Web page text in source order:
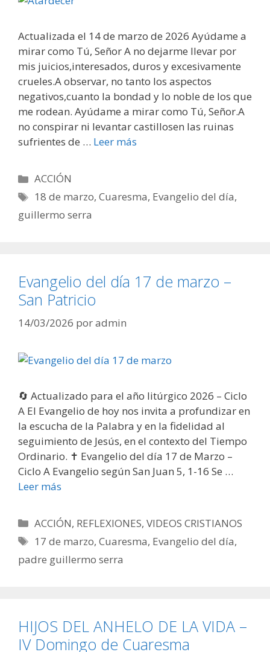
Actualizada el 14 de marzo de 2026 Ayúdame a
mirar como Tú, Señor A no dejarme llevar por
mis juicios,interesados, duros y excesivamente
crueles.A observar, no tanto los aspectos
negativos,cuanto la bondad y lo noble de los que
me rodean. Ayúdame a mirar como Tú, Señor.A
no conspirar ni levantar castillosen las ruinas
sufrientes de … Leer más
Categorías
ACCIÓN
Etiquetas
18 de marzo,Cuaresma, Evangelio del día,
guillermo serra
Evangelio del día 17 de marzo –
San Patricio
14/03/2026 poradmin
🔄 Actualizado para el año litúrgico 2026 – Ciclo
A El Evangelio de hoy nos invita a profundizar en
la escucha de la Palabra y en la fidelidad al
seguimiento de Jesús, en el contexto del Tiempo
Ordinario. ✝️ Evangelio del día 17 de Marzo –
Ciclo A Evangelio según San Juan 5, 1-16 Se …
Leer más
Categorías
ACCIÓN, REFLEXIONES,VIDEOS CRISTIANOS
Etiquetas
17 de marzo,Cuaresma, Evangelio del día,
padre guillermo serra
HIJOS DEL ANHELO DE LA VIDA –
IV Domingo de Cuaresma